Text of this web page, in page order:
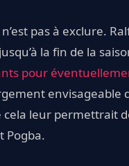
pas à exclure.
la fin de la
pour
leur permettrait
Pogba.